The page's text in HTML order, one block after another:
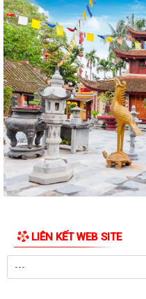
Xã nhà tổ chức Hội nghị gặp
chốt của địa phương qua...
CHI BỘ UBND XÃ THƯỢNG
NHIỆM KỲ 2025-2030
Xã Thượng Hồng tổ chức Lễ
liệt sĩ
Các tổ đại biểu HĐND xã tiếp
Xã Thượng Hồng với các hoạt
Thương binh Liệt sỹ 27/07
Xã Thượng Hồng chủ động ứng
LIÊN KẾT WEB SITE